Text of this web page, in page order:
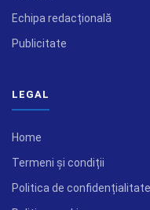
Echipa redacțională
Publicitate
LEGAL
Home
Termeni și condiții
Politica de confidențialitate